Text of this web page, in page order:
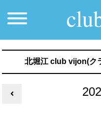
北堀江 club vijon(ク